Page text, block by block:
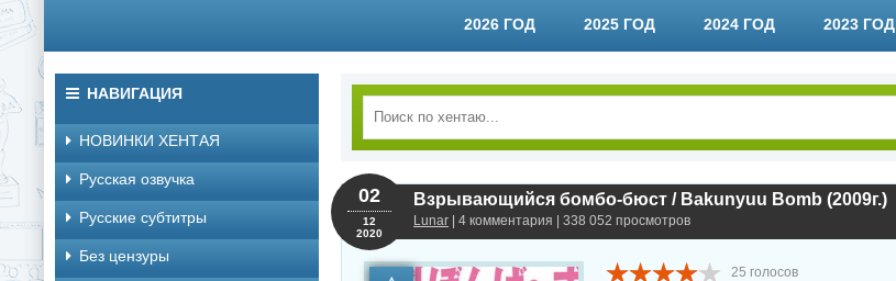
2026 ГОД 2025 ГОД 2024 ГОД 2023 ГОД
Взрывающийся бомбо-бюст / Bakunyuu Bomb (2009г.)
Lunar | 4 комментария | 338 052 просмотров
02
12
2020
25 голосов
НАВИГАЦИЯ
НОВИНКИ ХЕНТАЯ
Русская озвучка
Русские субтитры
Без цензуры